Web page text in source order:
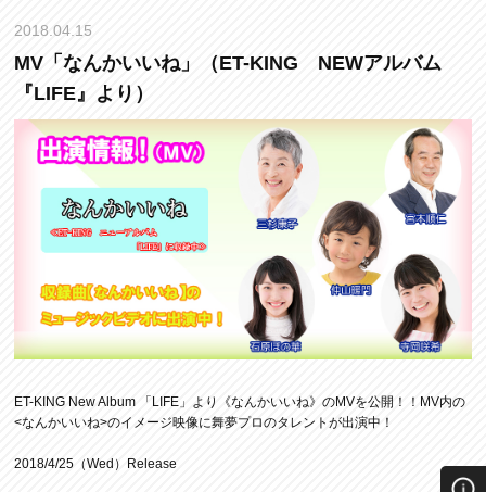
2018.04.15
MV「なんかいいね」（ET-KING NEWアルバム
『LIFE』より）
ET-KING New Album 「LIFE」より《なんかいいね》のMVを公開！！MV内の
<なんかいいね>のイメージ映像に舞夢プロのタレントが出演中！
2018/4/25（Wed）Release